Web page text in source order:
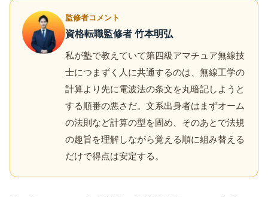
監修者コメント
資格転職監修者 竹本明弘
私が塾で教えていて第四級アマチュア無線技
士につまずく人に共通するのは、無線工学の
計算より先に電波法の条文を丸暗記しようと
する順番の悪さだ。文系出身者はまずオーム
の法則など計算の型を固め、そのあとで法規
の趣旨を理解しながら覚える順に組み替える
だけで得点は安定する。